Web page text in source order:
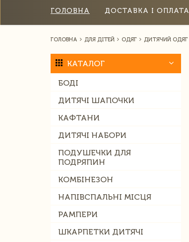
ГОЛОВНА ДОСТАВКА І ОПЛАТА
ГОЛОВНА ДЛЯ ДІТЕЙ ОДЯГ ДИТЯЧИЙ ОДЯГ
КАТАЛОГ
БОДІ
ДИТЯЧІ ШАПОЧКИ
КАФТАНИ
ДИТЯЧІ НАБОРИ
ПОДУШЕЧКИ ДЛЯ
ПОДРЯПИН
КОМБІНЕЗОН
НАПІВСПАЛЬНІ МІСЦЯ
РАМПЕРИ
ШКАРПЕТКИ ДИТЯЧІ